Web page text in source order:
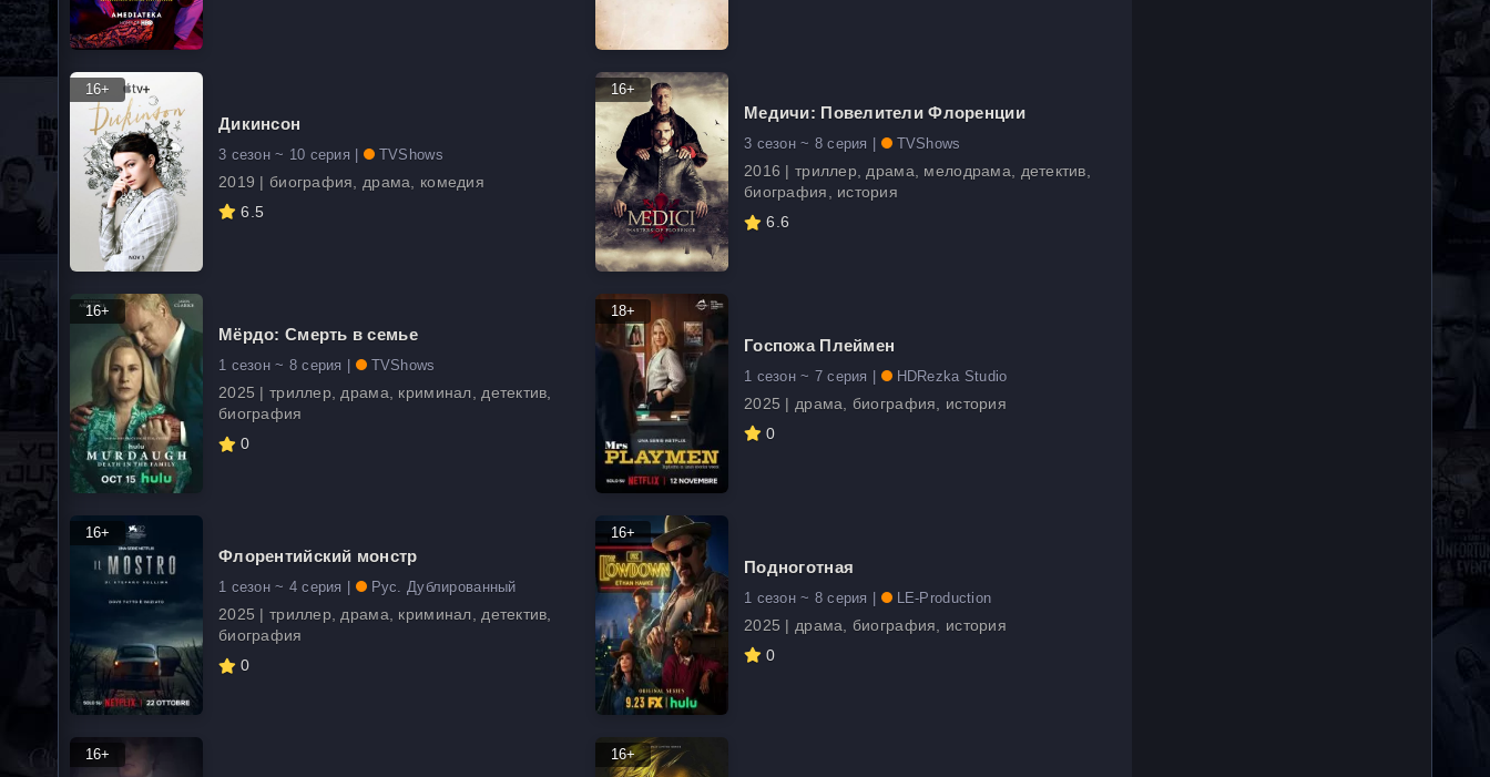
16+
Дикинсон
3 сезон ~ 10 серия | TVShows
2019 | биография, драма, комедия
6.5
16+
Медичи: Повелители Флоренции
3 сезон ~ 8 серия | TVShows
2016 | триллер, драма, мелодрама, детектив,
биография, история
6.6
16+
Мёрдо: Смерть в семье
1 сезон ~ 8 серия | TVShows
2025 | триллер, драма, криминал, детектив,
биография
0
18+
Госпожа Плеймен
1 сезон ~ 7 серия | HDRezka Studio
2025 | драма, биография, история
0
16+
Флорентийский монстр
1 сезон ~ 4 серия | Рус. Дублированный
2025 | триллер, драма, криминал, детектив,
биография
0
16+
Подноготная
1 сезон ~ 8 серия | LE-Production
2025 | драма, биография, история
0
16+ 16+